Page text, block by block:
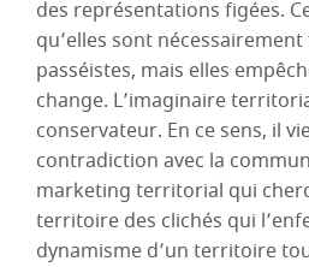
des représentations figées.
qu’elles sont
passéistes, mais elles
change. L’imaginaire
conservateur. En ce sens, il
contradiction avec la
marketing territorial qui
territoire des clichés qui
dynamisme d’un territoire